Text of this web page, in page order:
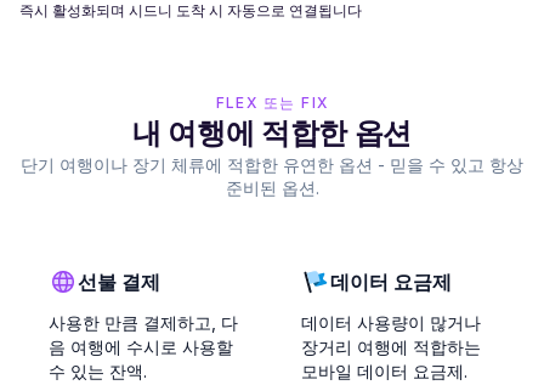
즉시 활성화되며 시드니 도착 시 자동으로 연결됩니다
FLEX 또는 FIX
내 여행에 적합한 옵션
단기 여행이나 장기 체류에 적합한 유연한 옵션 - 믿을 수 있고 항상
준비된 옵션.
선불 결제
사용한 만큼 결제하고, 다
음 여행에 수시로 사용할
수 있는 잔액.
데이터 요금제
데이터 사용량이 많거나
장거리 여행에 적합하는
모바일 데이터 요금제.